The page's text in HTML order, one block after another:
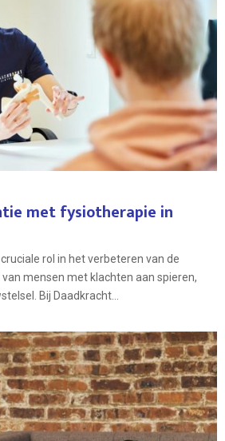
met fysiotherapie in
rol in het verbeteren van de
mensen met klachten aan spieren,
Bij Daadkracht...